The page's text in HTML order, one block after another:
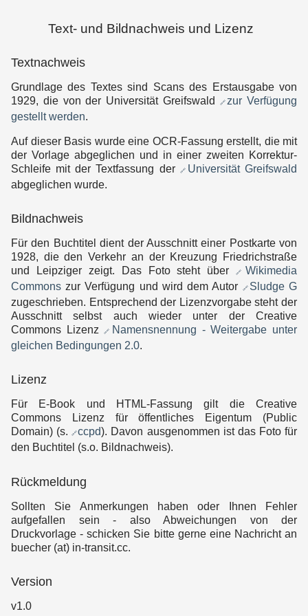
Text- und Bildnachweis und Lizenz
Textnachweis
Grundlage des Textes sind Scans des Erstausgabe von
1929, die von der Universität Greifswald
zur Verfügung
gestellt werden.
Auf dieser Basis wurde eine OCR-Fassung erstellt, die mit
der Vorlage abgeglichen und in einer zweiten Korrektur-
Schleife mit der Textfassung der
Universität Greifswald
abgeglichen wurde.
Bildnachweis
Für den Buchtitel dient der Ausschnitt einer Postkarte von
1928, die den Verkehr an der Kreuzung Friedrichstraße
und Leipziger zeigt. Das Foto steht über
Wikimedia
Commons zur Verfügung und wird dem Autor
Sludge G
zugeschrieben. Entsprechend der Lizenzvorgabe steht der
Ausschnitt selbst auch wieder unter der Creative
Commons Lizenz
Namensnennung - Weitergabe unter
gleichen Bedingungen 2.0.
Lizenz
Für E-Book und HTML-Fassung gilt die Creative
Commons Lizenz für öffentliches Eigentum (Public
Domain) (s. ccpd). Davon ausgenommen ist das Foto für
den Buchtitel (s.o. Bildnachweis).
Rückmeldung
Sollten Sie Anmerkungen haben oder Ihnen Fehler
aufgefallen sein - also Abweichungen von der
Druckvorlage - schicken Sie bitte gerne eine Nachricht an
buecher (at) in-transit.cc.
Version
v1.0